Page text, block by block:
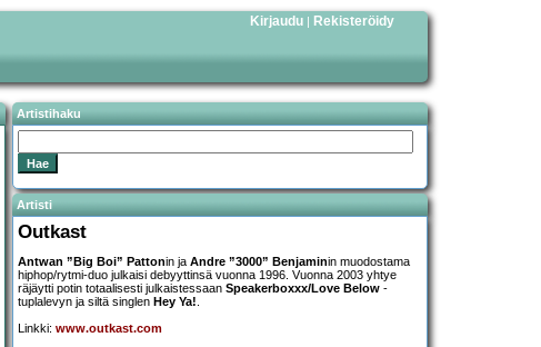
Kirjaudu | Rekisteröidy
Artistihaku
Artisti
Outkast
Antwan ”Big Boi” Pattonin ja Andre ”3000” Benjaminin muodostama
hiphop/rytmi-duo julkaisi debyyttinsä vuonna 1996. Vuonna 2003 yhtye
räjäytti potin totaalisesti julkaistessaan Speakerboxxx/Love Below -
tuplalevyn ja siltä singlen Hey Ya!.
Linkki: www.outkast.com